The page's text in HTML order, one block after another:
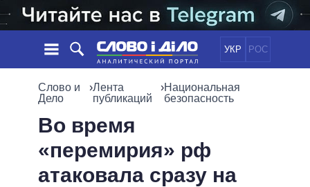
УКР РОС
НОВОСТИ
СОБЫТИЯ
СТАТЬИ
МНЕНИЯ
ОБЩЕСТВО
МИР
ПОЛИТИКИ
ВСЕ ПОЛИТИКИИНФОГРАФИКА
Слово и
Дело
›Лента
публикаций
›Национальная
безопасность
Во время
«перемирия» рф
атаковала сразу на